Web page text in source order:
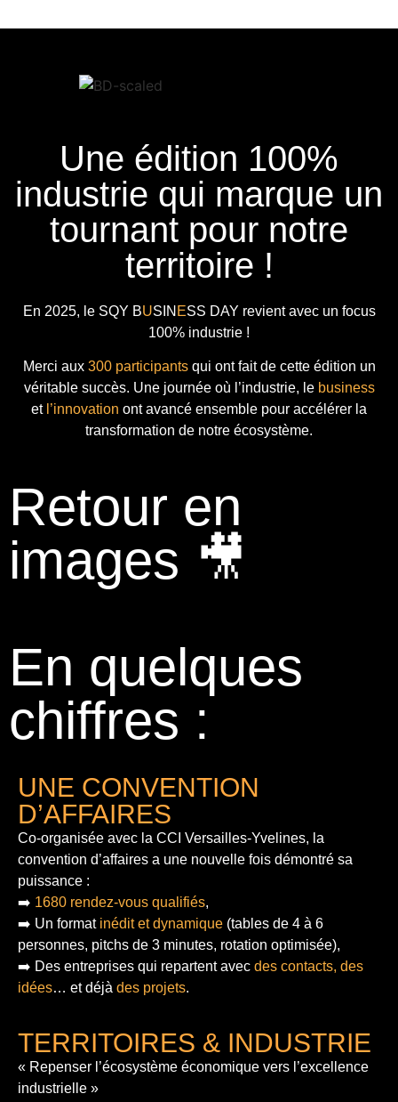
Une édition 100%
industrie qui marque un
tournant pour notre
territoire !
En 2025, le SQY BUSIN ESS DAY revient avec un focus
100% industrie !
Merci aux 300 participantsqui ont fait de cette édition un
véritable succès. Une journée où l’industrie, le business
et l’innovation ont avancé ensemble pour accélérer la
transformation de notre écosystème.
Retour en
images 🎥
En quelques
chiffres :
UNE CONVENTION
D’AFFAIRES
Co-organisée avec la CCI Versailles-Yvelines, la
convention d’affaires a une nouvelle fois démontré sa
puissance :
➡️ 1680 rendez-vous qualifiés,
➡️ Un format inédit et dynamique (tables de 4 à 6
personnes, pitchs de 3 minutes, rotation optimisée),
➡️ Des entreprises qui repartent avec des contacts, des
idées… et déjà des projets.
TERRITOIRES & INDUSTRIE
« Repenser l’écosystème économique vers l’excellence
industrielle »